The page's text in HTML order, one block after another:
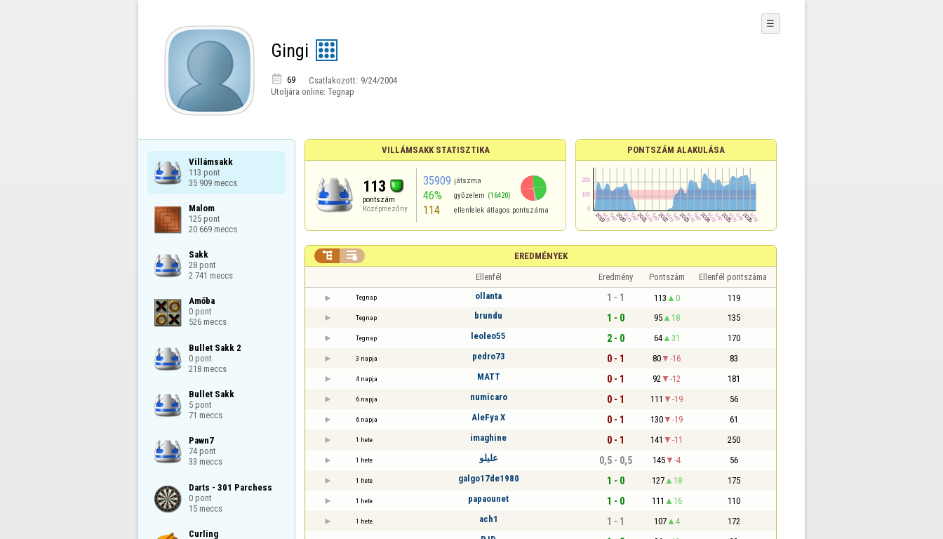
Gingi
 69 Csatlakozott: 9/24/2004
Utoljára online: Tegnap
☰
Villámsakk
113 pont
35 909 meccs
Malom
125 pont
20 669 meccs
Sakk
28 pont
2 741 meccs
Amőba
0 pont
526 meccs
Bullet Sakk 2
0 pont
218 meccs
Bullet Sakk
5 pont
71 meccs
Pawn7
74 pont
33 meccs
Darts - 301 Parchess
0 pont
15 meccs
Curling
VILLÁMSAKK STATISZTIKA
113
pontszám
Középmezőny
35909 játszma
46% győzelem (16420)
114 ellenfelek átlagos pontszáma
PONTSZÁM ALAKULÁSA
EREDMÉNYEK
 
Ellenfél Eredmény Pontszám Ellenfél pontszáma
Tegnap ollanta 1 - 1 113 0 119
Tegnap brundu 1 - 0 95 18 135
Tegnap leoleo55 2 - 0 64 31 170
3 napja pedro73 0 - 1 80 -16 83
4 napja MATT 0 - 1 92 -12 181
6 napja numicaro 0 - 1 111 -19 56
6 napja AleFya X 0 - 1 130 -19 61
1 hete imaghine 0 - 1 141 -11 250
1 hete عليلو 0,5 - 0,5 145 -4 56
1 hete galgo17de1980 1 - 0 127 18 175
1 hete papaounet 1 - 0 111 16 110
1 hete ach1 1 - 1 107 4 172